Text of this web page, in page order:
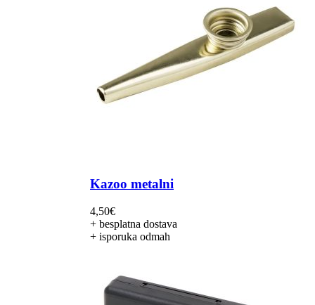
Kazoo metalni
4,50€
+ besplatna dostava
+ isporuka odmah